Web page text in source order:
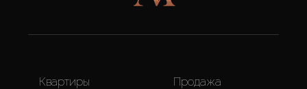
Квартиры
Продажа